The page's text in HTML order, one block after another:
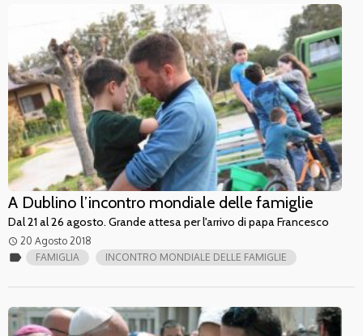
A Dublino l’incontro mondiale delle famiglie
Dal 21 al 26 agosto. Grande attesa per l'arrivo di papa Francesco
access_time 20 Agosto 2018
label FAMIGLIA INCONTRO MONDIALE DELLE FAMIGLIE